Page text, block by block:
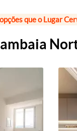
que o Lugar